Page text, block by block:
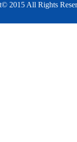
2015 All Rights